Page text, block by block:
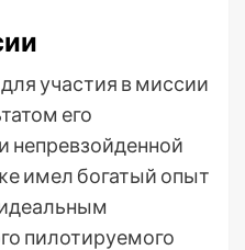
участия в миссии
его
непревзойденной
имел богатый опыт
пилотируемого